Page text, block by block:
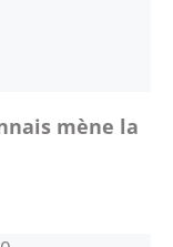
mène la